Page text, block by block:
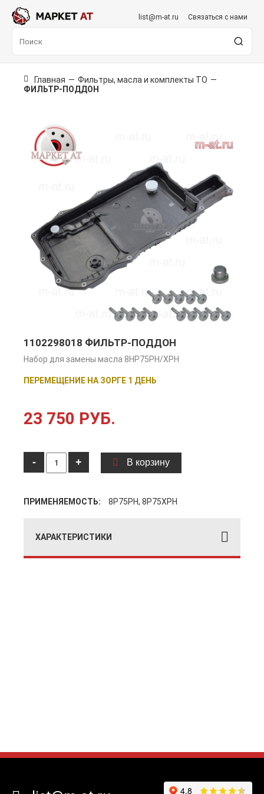
list@m-at.ru Связаться с нами
Главная — Фильтры, масла и комплекты ТО —
ФИЛЬТР-ПОДДОН
1102298018 ФИЛЬТР-ПОДДОН
Набор для замены масла 8HP75PH/XPH
ПЕРЕМЕЩЕНИЕ НА ЗОРГЕ 1 ДЕНЬ
23 750 РУБ.
- + В корзину
ПРИМЕНЯЕМОСТЬ: 8P75PH, 8P75XPH
ХАРАКТЕРИСТИКИ